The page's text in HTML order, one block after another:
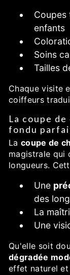
Coupes
enfants
Soins
Tailles
Chaque visite
coiffeurs
La coupe
fondu
La coupe de
magistrale qui
longueurs.
Une
des
La
Une
Qu'elle soit
dégradée
effet naturel et